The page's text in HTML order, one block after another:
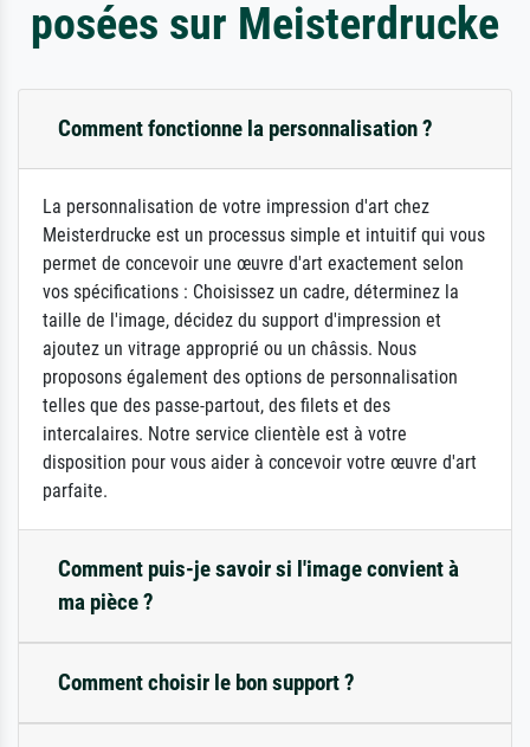
posées sur Meisterdrucke
Comment fonctionne la personnalisation ?
La personnalisation de votre impression d'art chez
Meisterdrucke est un processus simple et intuitif qui vous
permet de concevoir une œuvre d'art exactement selon
vos spécifications : Choisissez un cadre, déterminez la
taille de l'image, décidez du support d'impression et
ajoutez un vitrage approprié ou un châssis. Nous
proposons également des options de personnalisation
telles que des passe-partout, des filets et des
intercalaires. Notre service clientèle est à votre
disposition pour vous aider à concevoir votre œuvre d'art
parfaite.
Comment puis-je savoir si l'image convient à
ma pièce ?
Comment choisir le bon support ?